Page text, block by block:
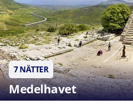
7 NÄTTER
Medelhavet